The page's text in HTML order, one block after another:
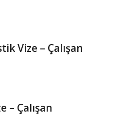
Vize – Çalışan
– Çalışan